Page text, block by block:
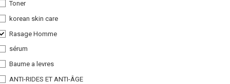
Toner
korean skin care
Rasage Homme
sérum
Baume a levres
ANTI-RIDES ET ANTI-ÂGE